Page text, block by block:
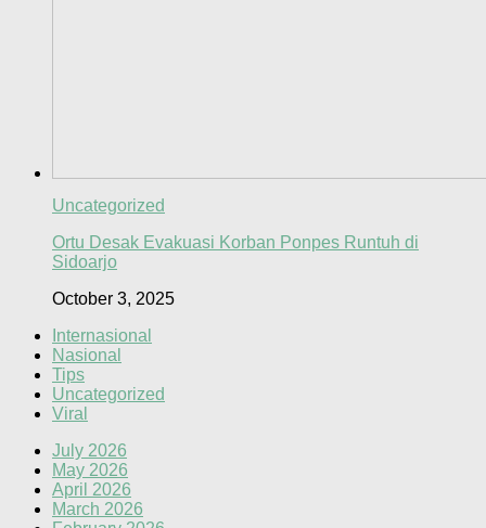
Uncategorized
Ortu Desak Evakuasi Korban Ponpes Runtuh di
Sidoarjo
October 3, 2025
Internasional
Nasional
Tips
Uncategorized
Viral
July 2026
May 2026
April 2026
March 2026